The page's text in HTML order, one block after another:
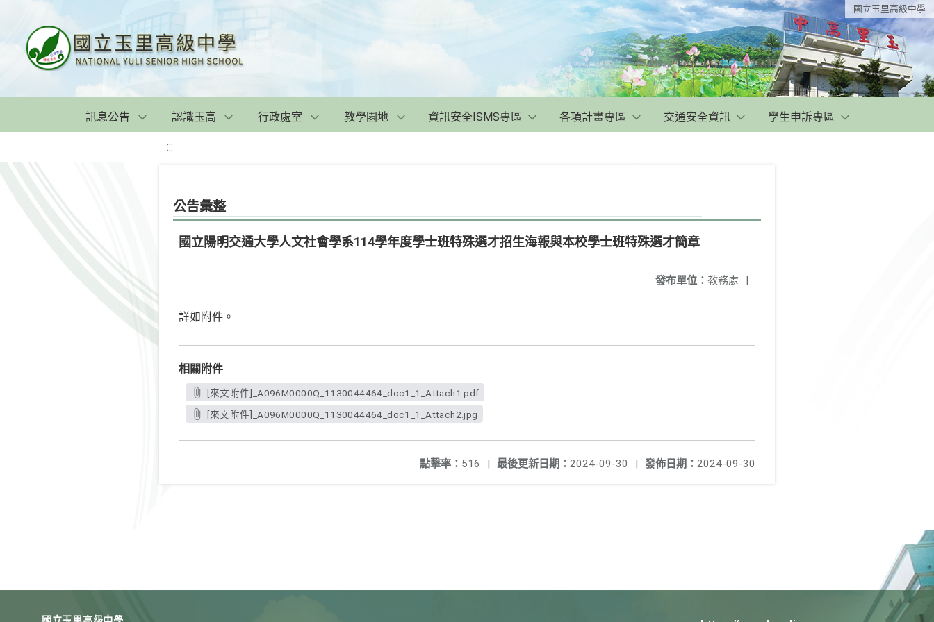
國立玉里高級中學
訊息公告 認識玉高 行政處室 教學園地 資訊安全ISMS專區 各項計畫專區 交通安全資訊 學生申訴專區
:::
公告彙整
國立陽明交通大學人文社會學系114學年度學士班特殊選才招生海報與本校學士班特殊選才簡章
發布單位： 教務處 |
詳如附件。
相關附件
[來文附件]_A096M0000Q_1130044464_doc1_1_Attach1.pdf
[來文附件]_A096M0000Q_1130044464_doc1_1_Attach2.jpg
發佈日期： 2024-09-30
最後更新日期： 2024-09-30 |
點擊率： 516 |